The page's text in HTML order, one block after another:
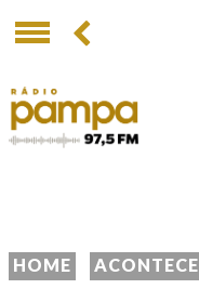
HOME ACONTECE